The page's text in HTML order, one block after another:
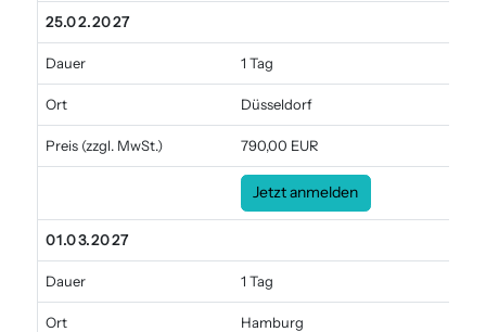
25.02.2027
Dauer 1 Tag
Ort Düsseldorf
Preis (zzgl. MwSt.) 790,00 EUR
Jetzt anmelden
01.03.2027
Dauer 1 Tag
Ort Hamburg